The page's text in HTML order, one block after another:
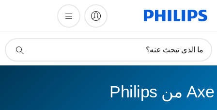
دعم
ما الذي تبحث عنه؟
Axe من Philips